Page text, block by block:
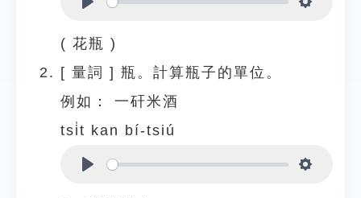
( 花瓶 )
[ 量詞 ] 瓶。計算瓶子的單位。
例如：
一矸米酒
tsi̍t kan bí-tsiú